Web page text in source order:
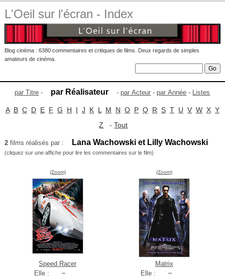
L'Oeil sur l'écran - Index
Blog cinéma : 6380 commentaires et critiques de films. Deux regards de simples
amateurs de cinéma.
par Titre - par Réalisateur -par Acteur -par Année - Listes
A B C D E F G H I J K L M N O P Q R S T U V W X Y
Z -Tout
2films réalisés par : Lana Wachowski et Lilly Wachowski
(cliquez sur une affiche pour lire les commentaires sur le film)
(Zoom)
Speed Racer
Elle :
(Zoom)
Matrix
Elle :